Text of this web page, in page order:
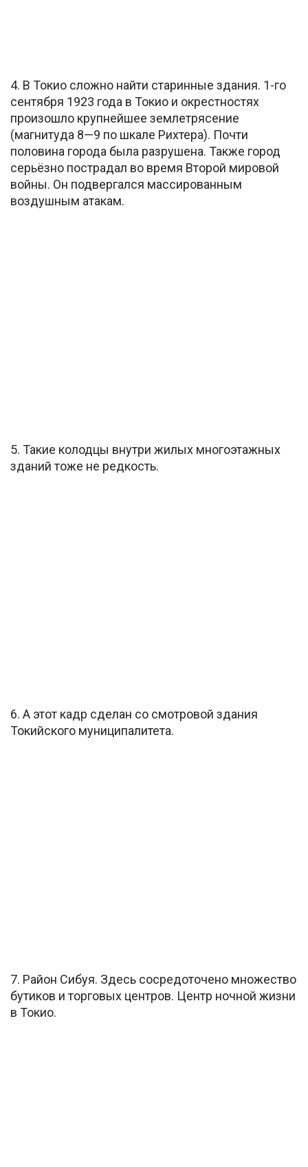
4. В Токио сложно найти старинные здания. 1-го
сентября 1923 года в Токио и окрестностях
произошло крупнейшее землетрясение
(магнитуда 8—9 по шкале Рихтера). Почти
половина города была разрушена. Также город
серьёзно пострадал во время Второй мировой
войны. Он подвергался массированным
воздушным атакам.
5. Такие колодцы внутри жилых многоэтажных
зданий тоже не редкость.
6. А этот кадр сделан со смотровой здания
Токийского муниципалитета.
7. Район Сибуя. Здесь сосредоточено множество
бутиков и торговых центров. Центр ночной жизни
в Токио.